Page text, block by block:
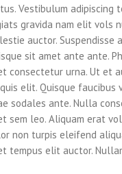
Vestibulum adipiscing
gravida nam elit vols
auctor. Suspendisse
sit amet ante ante.
consectetur urna. Ut et
elit. Quisque
sodales ante. Nulla
sem leo. Aliquam erat
non turpis eleifend
tempus elit auctor.